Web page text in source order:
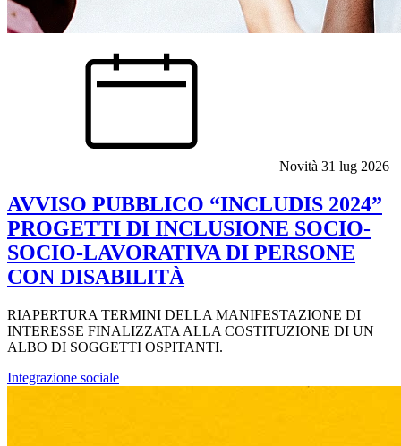
Novità 31 lug 2026
AVVISO PUBBLICO “INCLUDIS 2024”
PROGETTI DI INCLUSIONE SOCIO-
SOCIO-LAVORATIVA DI PERSONE
CON DISABILITÀ
RIAPERTURA TERMINI DELLA MANIFESTAZIONE DI
INTERESSE FINALIZZATA ALLA COSTITUZIONE DI UN
ALBO DI SOGGETTI OSPITANTI.
Integrazione sociale